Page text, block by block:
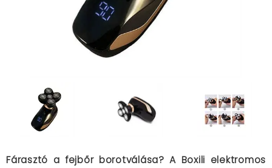
Fárasztó a fejbőr borotválása? A Boxili elektromos